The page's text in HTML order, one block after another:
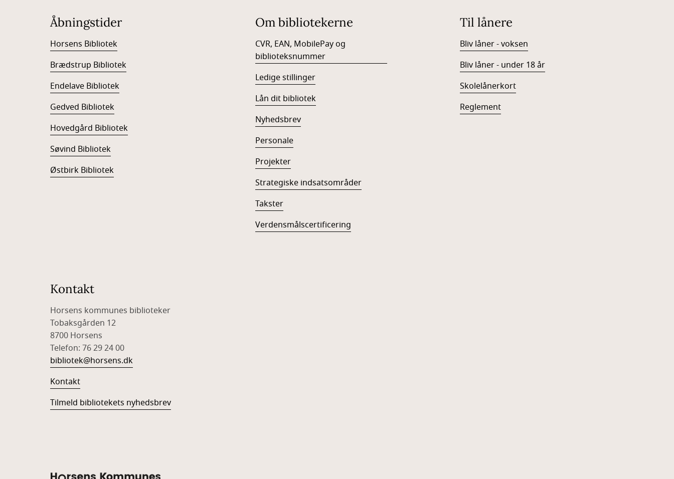
Åbningstider
Horsens Bibliotek
Brædstrup Bibliotek
Endelave Bibliotek
Gedved Bibliotek
Hovedgård Bibliotek
Søvind Bibliotek
Østbirk Bibliotek
Om bibliotekerne
CVR, EAN, MobilePay og
biblioteksnummer
Ledige stillinger
Lån dit bibliotek
Nyhedsbrev
Personale
Projekter
Strategiske indsatsområder
Takster
Verdensmålscertificering
Til lånere
Bliv låner - voksen
Bliv låner - under 18 år
Skolelånerkort
Reglement
Kontakt
Horsens kommunes biblioteker
Tobaksgården 12
8700 Horsens
Telefon: 76 29 24 00
bibliotek@horsens.dk
Kontakt
Tilmeld bibliotekets nyhedsbrev